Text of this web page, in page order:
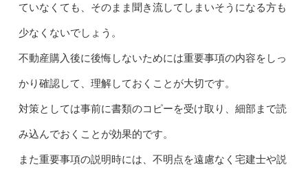
ていなくても、そのまま聞き流してしまいそうになる方も
少なくないでしょう。
不動産購入後に後悔しないためには重要事項の内容をしっ
かり確認して、理解しておくことが大切です。
対策としては事前に書類のコピーを受け取り、細部まで読
み込んでおくことが効果的です。
また重要事項の説明時には、不明点を遠慮なく宅建士や説